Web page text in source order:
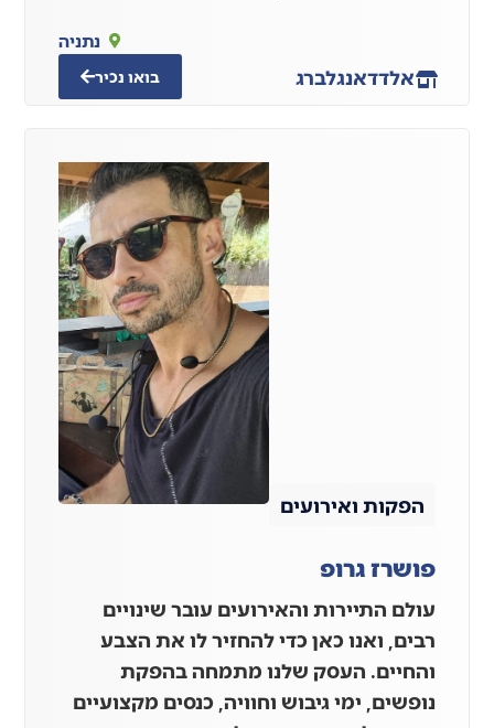
אלדדאנגלברג
נתניה
בואו נכיר
הפקות ואירועים
פושרז גרופ
עולם התיירות והאירועים עובר שינויים
רבים, ואנו כאן כדי להחזיר לו את הצבע
והחיים. העסק שלנו מתמחה בהפקת
נופשים, ימי גיבוש וחוויה, כנסים מקצועיים